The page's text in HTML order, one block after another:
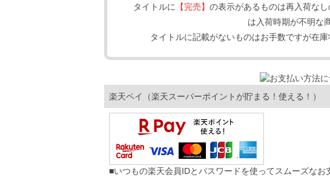
タイトルに 【完売】 の表示があるものは再入荷なし
は入荷時期が不明な
タイトルに記載がないものはお手数ですが在
楽天ペイ（楽天スーパーポイントが貯まる！使える！）
■いつもの楽天会員IDとパスワードを使ってスムーズなお